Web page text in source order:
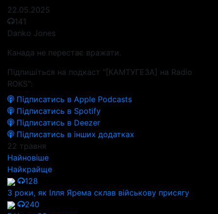
22.05.2025
141
Danko Jones
Канада не перестає вражати.
Підпишіться на подкаст "[КАМТУГЕЗА] на Radio
ROKS":
Підписатись в Apple Podcasts
Підписатись в Spotify
Підписатись в Deezer
Підписатись в інших додатках
22 травня
Найновіше
Найкрайще
128
3 роки, як Ілля Ярема склав військову присягу
240